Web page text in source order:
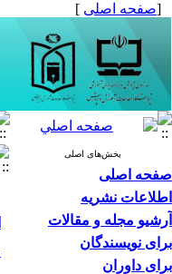
[صفحه اصلی ]
بخش‌های اصلی
صفحه اصلی
اطلاعات نشریه
آرشیو مجله و مقالات
برای نویسندگان
برای داوران